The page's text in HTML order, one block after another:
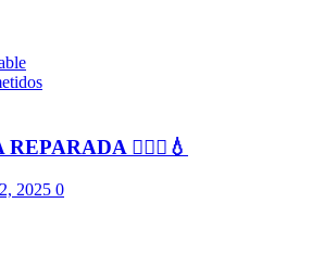
👷🏻‍♂️💧
2025 0